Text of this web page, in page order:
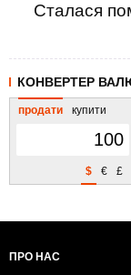
Сталася
КОНВЕРТЕР
продати купити
£
€
$
ПРО НАС